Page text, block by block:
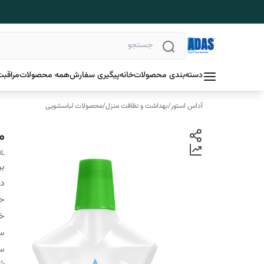
دسته‌بندی محصولاتخانهپیگیری سفارشهمه محصولات
آداس استور/بهداشت و نظافت منزل/محصولات لباسشویی